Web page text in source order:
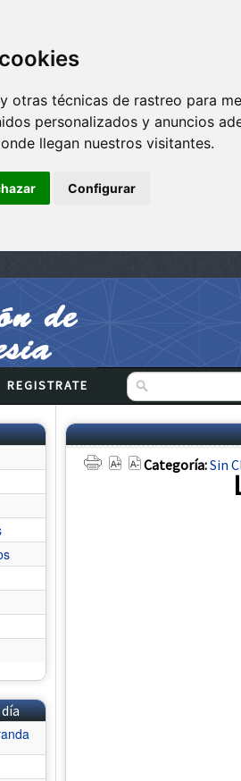
otras técnicas de rastreo para
personalizados y anuncios
llegan nuestros visitantes.
Configurar
REGISTRATE
Categoría:Sin